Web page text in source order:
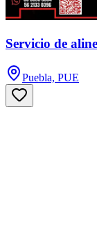
Servicio de
Puebla, PUE